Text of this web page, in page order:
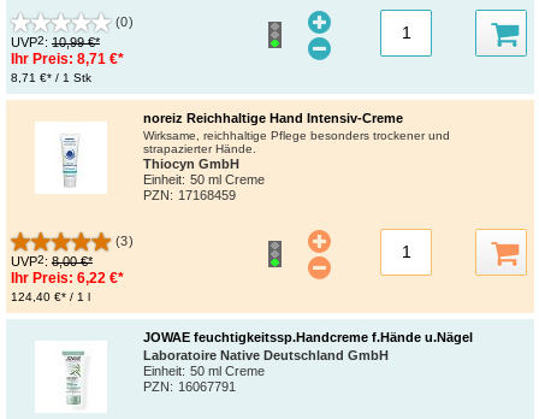
(0)
UVP2: 10,99 €*
Ihr Preis: 8,71 €*
8,71 €* / 1 Stk
noreiz Reichhaltige Hand Intensiv-Creme
Wirksame, reichhaltige Pflege besonders trockener und
strapazierter Hände.
Thiocyn GmbH
Einheit: 50 ml Creme
PZN : 17168459
(3)
UVP2: 8,00 €*
Ihr Preis: 6,22 €*
124,40 €* / 1 l
JOWAE feuchtigkeitssp.Handcreme f.Hände u.Nägel
Laboratoire Native Deutschland GmbH
Einheit: 50 ml Creme
PZN: 16067791